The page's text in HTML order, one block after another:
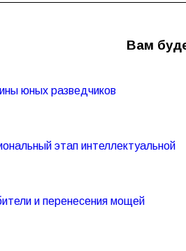
Вам
юных разведчиков
этап интеллектуальной
и перенесения мощей